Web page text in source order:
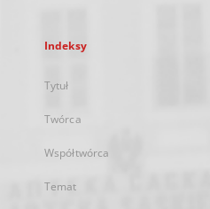
Indeksy
Tytuł
Twórca
Współtwórca
Temat